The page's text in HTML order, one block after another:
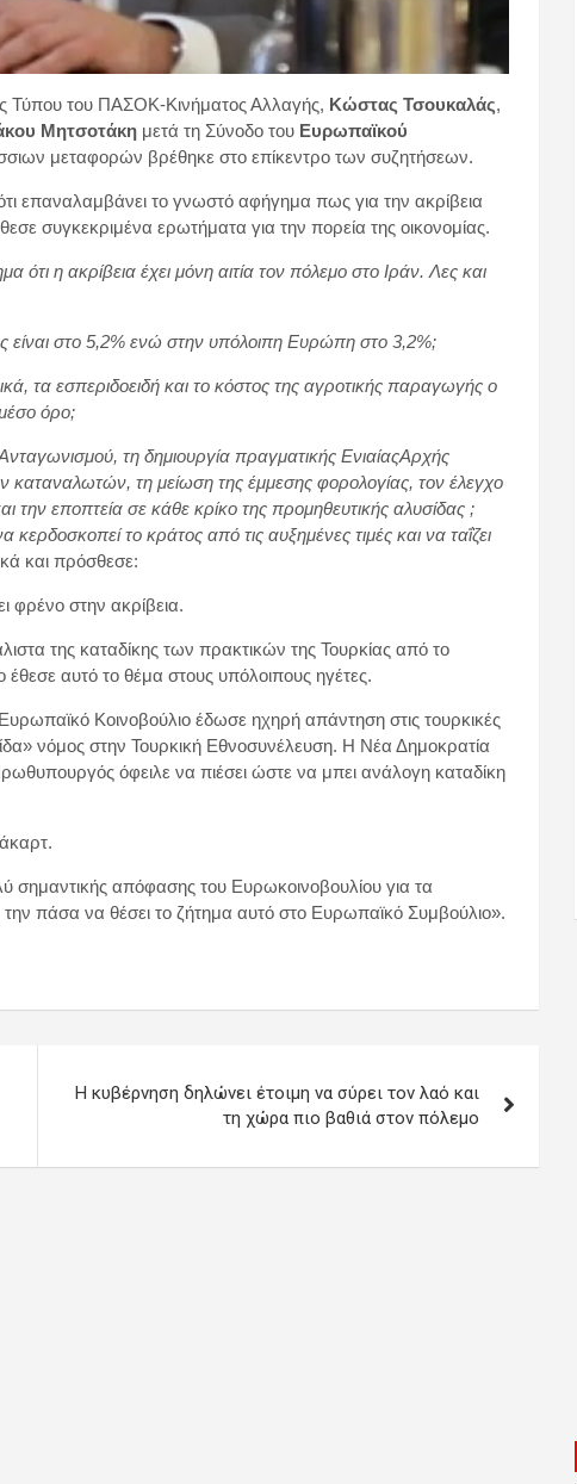
του ΠΑΣΟΚ-Κινήματος Αλλαγής, Κώστας Τσουκαλάς,
Μητσοτάκη μετά τη Σύνοδο του Ευρωπαϊκού
μεταφορών βρέθηκε στο επίκεντρο των συζητήσεων.
το γνωστό αφήγημα πως για την ακρίβεια
συγκεκριμένα ερωτήματα για την πορεία της οικονομίας.
η ακρίβεια έχει μόνη αιτία τον πόλεμο στο Ιράν. Λες και
είναι στο 5,2% ενώ στην υπόλοιπη Ευρώπη στο 3,2%;
τα εσπεριδοειδή και το κόστος της αγροτικής παραγωγής ο
όρο;
τη δημιουργία πραγματικής ΕνιαίαςΑρχής
τη μείωση της έμμεσης φορολογίας, τον έλεγχο
την εποπτεία σε κάθε κρίκο της προμηθευτικής αλυσίδας ;
το κράτος από τις αυξημένες τιμές και να ταΐζει
και πρόσθεσε:
φρένο στην ακρίβεια.
της καταδίκης των πρακτικών της Τουρκίας από το
αυτό το θέμα στους υπόλοιπους ηγέτες.
Κοινοβούλιο έδωσε ηχηρή απάντηση στις τουρκικές
νόμος στην Τουρκική Εθνοσυνέλευση. Η Νέα Δημοκρατία
όφειλε να πιέσει ώστε να μπει ανάλογη καταδίκη
απόφασης του Ευρωκοινοβουλίου για τα
πάσα να θέσει το ζήτημα αυτό στο Ευρωπαϊκό Συμβούλιο».
Η κυβέρνηση δηλώνει έτοιμη να σύρει τον λαό και
τη χώρα πιο βαθιά στον πόλεμο